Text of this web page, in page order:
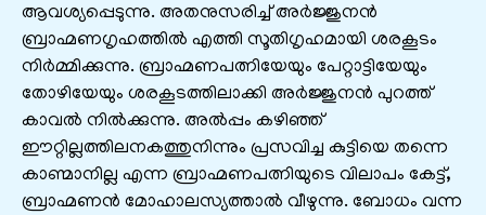
ആവശ്യപ്പെടുന്നു. അതനുസരിച്ച് അര്‍ജ്ജുനന്‍
ബ്രാഹ്മണഗൃഹത്തില്‍ എത്തി സൂതിഗൃഹമായി ശരകൂടം
നിര്‍മ്മിക്കുന്നു. ബ്രാഹ്മണപത്നിയേയും പേറ്റാട്ടിയേയും
തോഴിയേയും ശരകൂടത്തിലാക്കി അര്‍ജ്ജുനന്‍ പുറത്ത്
കാവല്‍ നില്‍ക്കുന്നു. അല്‍പ്പം കഴിഞ്ഞ്
ഈറ്റില്ലത്തിലനകത്തുനിന്നും പ്രസവിച്ച കുട്ടിയെ തന്നെ
കാണ്മാനില്ല എന്ന ബ്രാഹ്മണപത്നിയുടെ വിലാപം കേട്ട്,
ബ്രാഹ്മണന്‍ മോഹാലസ്യത്താല്‍ വീഴുന്നു. ബോധം വന്ന